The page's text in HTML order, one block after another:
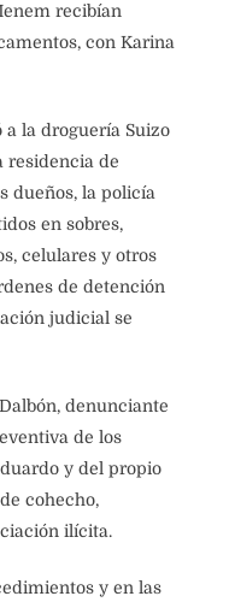
recibían
con Karina
la droguería Suizo
residencia de
dueños, la policía
en sobres,
celulares y otros
de detención
judicial se
denunciante
de los
y del propio
cohecho,
ilícita.
y en las